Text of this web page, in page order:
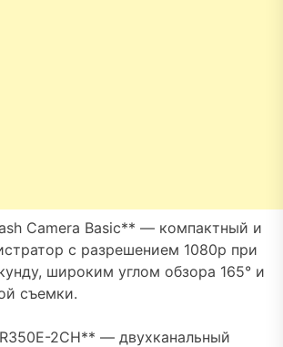
Camera Basic** — компактный и
с разрешением 1080p при
широким углом обзора 165° и
съемки.
2CH** — двухканальный